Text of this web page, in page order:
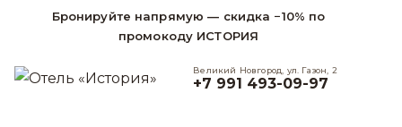
Бронируйте напрямую — скидка −10% по
промокоду ИСТОРИЯ
Великий Новгород, ул. Газон, 2
+7 991 493-09-97